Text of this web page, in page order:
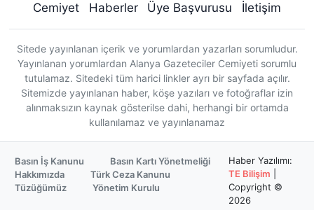
Cemiyet Haberler Üye Başvurusu İletişim
Sitede yayınlanan içerik ve yorumlardan yazarları sorumludur.
Yayınlanan yorumlardan Alanya Gazeteciler Cemiyeti sorumlu
tutulamaz. Sitedeki tüm harici linkler ayrı bir sayfada açılır.
Sitemizde yayınlanan haber, köşe yazıları ve fotoğraflar izin
alınmaksızın kaynak gösterilse dahi, herhangi bir ortamda
kullanılamaz ve yayınlanamaz
Basın İş Kanunu
Basın Kartı Yönetmeliği
Hakkımızda
Türk Ceza Kanunu
Tüzüğümüz
Yönetim Kurulu
Haber Yazılımı:
TE Bilişim
Copyright ©
2026